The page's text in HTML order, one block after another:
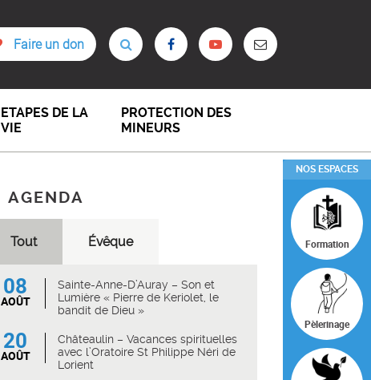
Faire un don
ETAPES DE LA
VIE
PROTECTION DES
MINEURS
NOS ESPACES
Formation
Pèlerinage
AGENDA
Tout Évêque
08
AOÛT
Sainte-Anne-D’Auray – Son et
Lumière « Pierre de Keriolet, le
bandit de Dieu »
20
AOÛT
Châteaulin – Vacances spirituelles
avec l’Oratoire St Philippe Néri de
Lorient